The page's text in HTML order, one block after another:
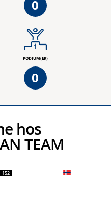
0
PODIUM(ER)
0
TEAM
152